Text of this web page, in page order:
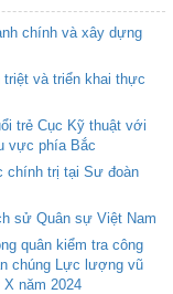
chính và xây dựng
triệt và triển khai thực
trẻ Cục Kỹ thuật với
vực phía Bắc
chính trị tại Sư đoàn
sử Quân sự Việt Nam
quân kiểm tra công
chúng Lực lượng vũ
năm 2024